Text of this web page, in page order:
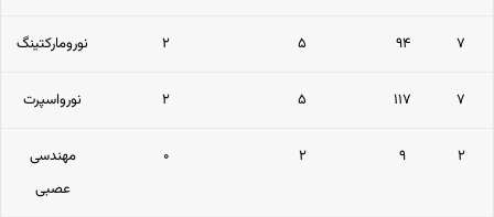
نورومارکتینگ ۲ ۵ ۹۴ ۷
نورواسپرت ۲ ۵ ۱۱۷ ۷
مهندسی
عصبی
۰ ۲ ۹ ۲